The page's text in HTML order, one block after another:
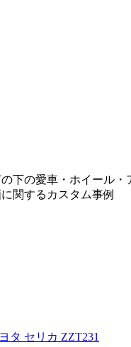
下の愛車・ホイール・
関するカスタム事例
ヨタ セリカ ZZT231